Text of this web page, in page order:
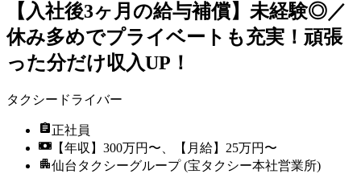
【入社後3ヶ月の給与補償】未経験◎／
休み多めでプライベートも充実！頑張
った分だけ収入UP！
タクシードライバー
正社員
【年収】300万円〜、【月給】25万円〜
仙台タクシーグループ (宝タクシー本社営業所)